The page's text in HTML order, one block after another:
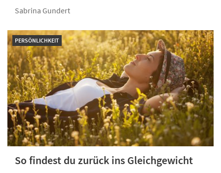
Sabrina Gundert
PERSÖNLICHKEIT
So findest du zurück ins Gleichgewicht